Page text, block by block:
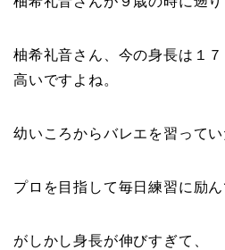
柚希礼音さん、今の身長は１
高いですよね。
幼いころからバレエを習ってい
プロを目指して毎日練習に励ん
がしかし身長が伸びすぎて、